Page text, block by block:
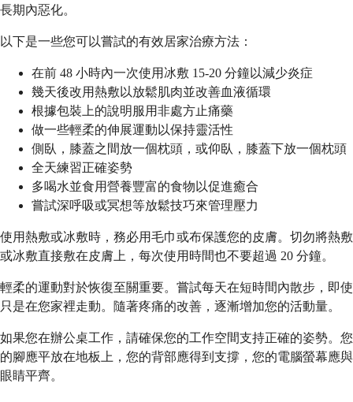
長期內惡化。
以下是一些您可以嘗試的有效居家治療方法：
在前 48 小時內一次使用冰敷 15-20 分鐘以減少炎症
幾天後改用熱敷以放鬆肌肉並改善血液循環
根據包裝上的說明服用非處方止痛藥
做一些輕柔的伸展運動以保持靈活性
側臥，膝蓋之間放一個枕頭，或仰臥，膝蓋下放一個枕頭
全天練習正確姿勢
多喝水並食用營養豐富的食物以促進癒合
嘗試深呼吸或冥想等放鬆技巧來管理壓力
使用熱敷或冰敷時，務必用毛巾或布保護您的皮膚。切勿將熱敷
或冰敷直接敷在皮膚上，每次使用時間也不要超過 20 分鐘。
輕柔的運動對於恢復至關重要。嘗試每天在短時間內散步，即使
只是在您家裡走動。隨著疼痛的改善，逐漸增加您的活動量。
如果您在辦公桌工作，請確保您的工作空間支持正確的姿勢。您
的腳應平放在地板上，您的背部應得到支撐，您的電腦螢幕應與
眼睛平齊。